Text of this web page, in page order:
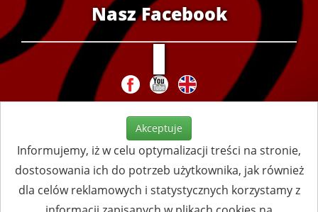
Nasz Facebook
Akceptuje
Informujemy, iż w celu optymalizacji treści na stronie,
dostosowania ich do potrzeb użytkownika, jak również
dla celów reklamowych i statystycznych korzystamy z